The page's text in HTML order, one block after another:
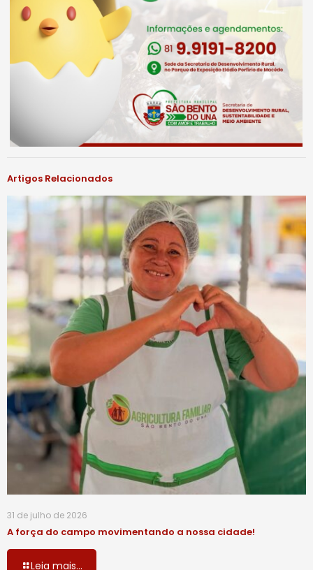
Artigos Relacionados
31 de julho de 2026
A força do campo movimentando a nossa cidade!
Leia mais...